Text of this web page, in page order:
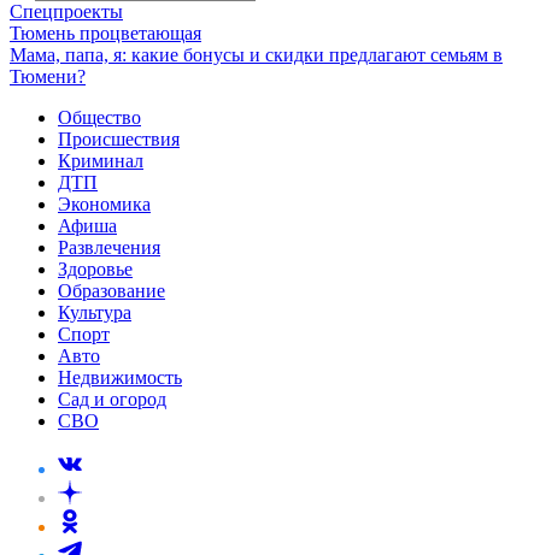
Спецпроекты
Тюмень процветающая
Мама, папа, я: какие бонусы и скидки предлагают семьям в
Тюмени?
Общество
Происшествия
Криминал
ДТП
Экономика
Афиша
Развлечения
Здоровье
Образование
Культура
Спорт
Авто
Недвижимость
Сад и огород
СВО